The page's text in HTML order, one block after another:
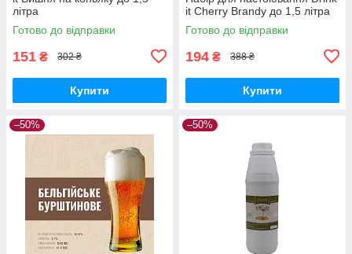
літра
Готово до відправки
151 ₴ 302 ₴
Купити
it Cherry Brandy до 1,5 літра
Готово до відправки
194 ₴ 388 ₴
Купити
–50% –50%